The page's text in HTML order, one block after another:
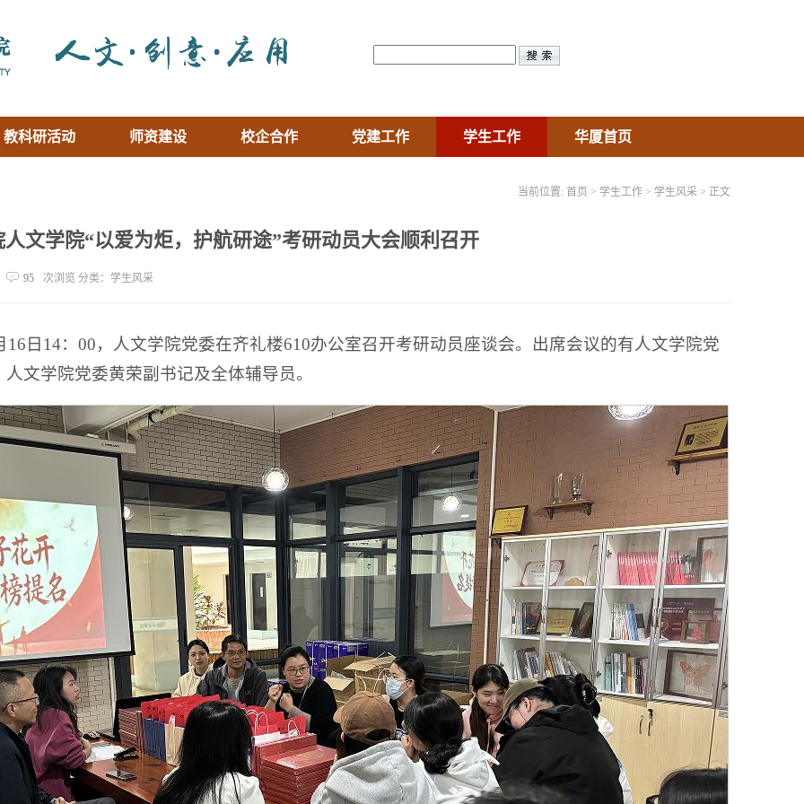
教科研活动 师资建设 校企合作 党建工作 学生工作 华厦首页
当前位置: 首页 > 学生工作 > 学生风采 > 正文
文学院“以爱为炬，护航研途”考研动员大会顺利召开
95 次浏览 分类：学生风采
16日14：00，人文学院党委在齐礼楼610办公室召开考研动员座谈会。出席会议的有人文学院党
文学院党委黄荣副书记及全体辅导员。